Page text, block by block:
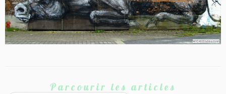
Parcourir les articles